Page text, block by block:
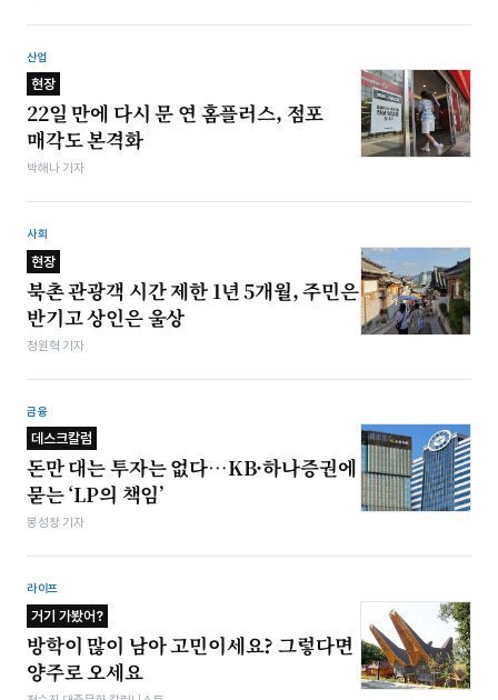
산업
현장
22일 만에 다시 문 연 홈플러스, 점포
매각도 본격화
박해나 기자
사회
현장
북촌 관광객 시간 제한 1년 5개월, 주민은
반기고 상인은 울상
정원혁 기자
금융
데스크칼럼
돈만 대는 투자는 없다…KB·하나증권에
묻는 ‘LP의 책임’
봉성창 기자
라이프
거기 가봤어?
방학이 많이 남아 고민이세요? 그렇다면
양주로 오세요